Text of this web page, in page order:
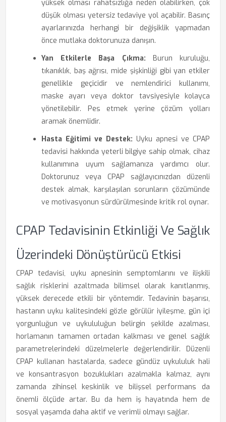
yüksek olması rahatsızlığa neden olabilirken, çok
düşük olması yetersiz tedaviye yol açabilir. Basınç
ayarlarınızda herhangi bir değişiklik yapmadan
önce mutlaka doktorunuza danışın.
Yan Etkilerle Başa Çıkma: Burun kuruluğu,
tıkanıklık, baş ağrısı, mide şişkinliği gibi yan etkiler
genellikle geçicidir ve nemlendirici kullanımı,
maske ayarı veya doktor tavsiyesiyle kolayca
yönetilebilir. Pes etmek yerine çözüm yolları
aramak önemlidir.
Hasta Eğitimi ve Destek: Uyku apnesi ve CPAP
tedavisi hakkında yeterli bilgiye sahip olmak, cihaz
kullanımına uyum sağlamanıza yardımcı olur.
Doktorunuz veya CPAP sağlayıcınızdan düzenli
destek almak, karşılaşılan sorunların çözümünde
ve motivasyonun sürdürülmesinde kritik rol oynar.
CPAP Tedavisinin Etkinliği Ve Sağlık
Üzerindeki Dönüştürücü Etkisi
CPAP tedavisi, uyku apnesinin semptomlarını ve ilişkili
sağlık risklerini azaltmada bilimsel olarak kanıtlanmış,
yüksek derecede etkili bir yöntemdir. Tedavinin başarısı,
hastanın uyku kalitesindeki gözle görülür iyileşme, gün içi
yorgunluğun ve uykululuğun belirgin şekilde azalması,
horlamanın tamamen ortadan kalkması ve genel sağlık
parametrelerindeki düzelmelerle değerlendirilir. Düzenli
CPAP kullanan hastalarda, sadece gündüz uykululuk hali
ve konsantrasyon bozuklukları azalmakla kalmaz, aynı
zamanda zihinsel keskinlik ve bilişsel performans da
önemli ölçüde artar. Bu da hem iş hayatında hem de
sosyal yaşamda daha aktif ve verimli olmayı sağlar.